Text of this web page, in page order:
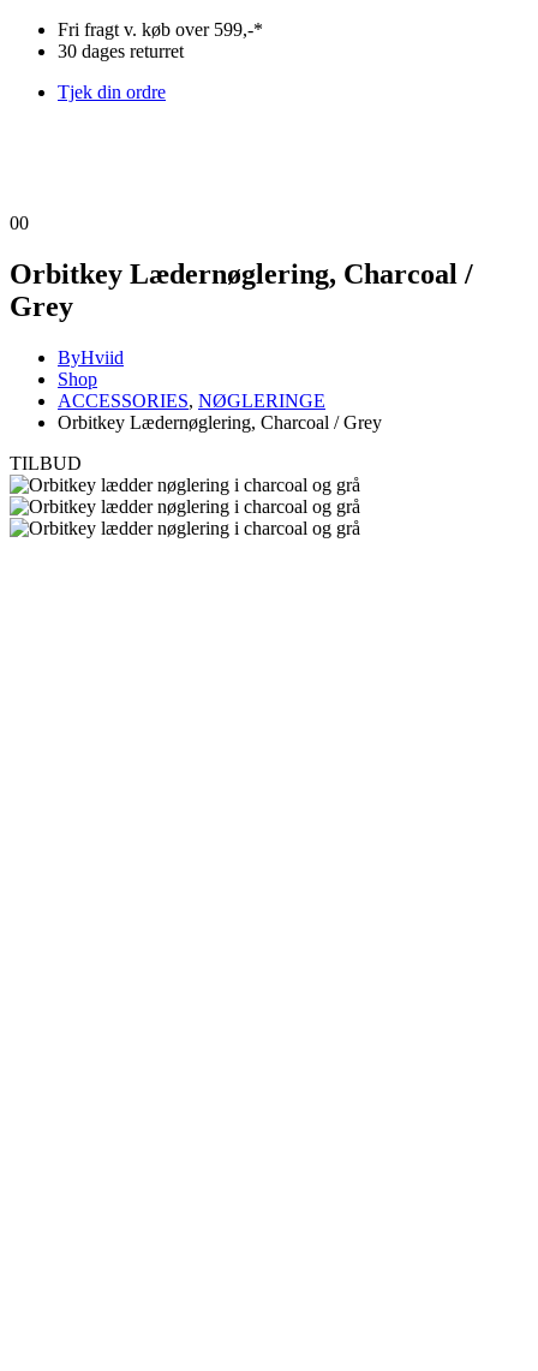
Fri fragt v. køb over 599,-*
30 dages returret
Tjek din ordre
00
Orbitkey Lædernøglering, Charcoal /
Grey
ByHviid
Shop
ACCESSORIES, NØGLERINGE
Orbitkey Lædernøglering, Charcoal / Grey
TILBUD